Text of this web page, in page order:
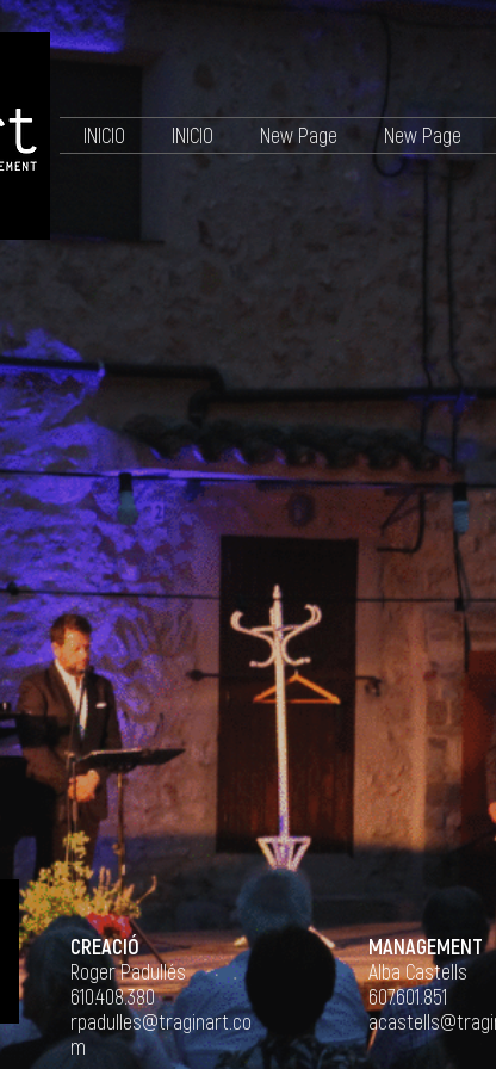
INICIO INICIO New Page New Page
CREACIÓ
Roger Padullés
610.408.380
rpadulles@traginart.co
m
MANAGEMENT
Alba Castells
607.601.851